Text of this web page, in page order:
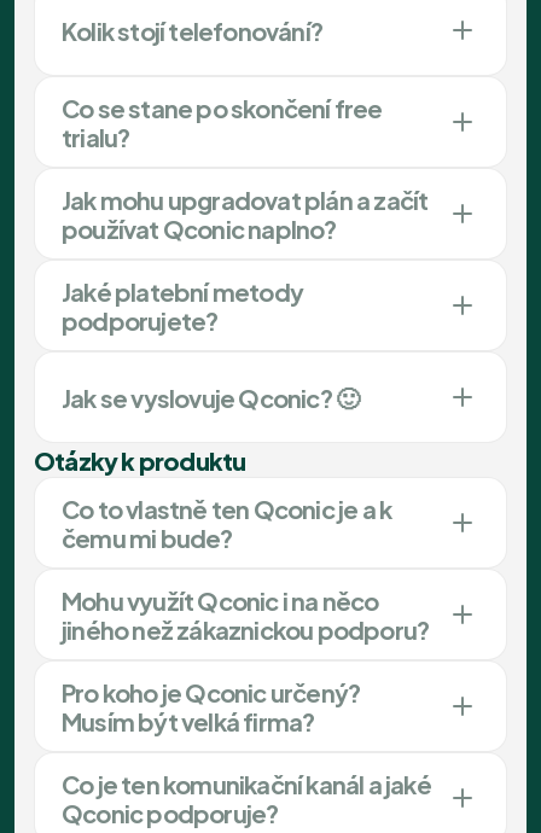
Kolik stojí telefonování?
Co se stane po skončení free
trialu?
Jak mohu upgradovat plán a začít
používat Qconic naplno?
Jaké platební metody
podporujete?
Jak se vyslovuje Qconic? 🙂
Otázky k produktu
Co to vlastně ten Qconic je a k
čemu mi bude?
Mohu využít Qconic i na něco
jiného než zákaznickou podporu?
Pro koho je Qconic určený?
Musím být velká firma?
Co je ten komunikační kanál a jaké
Qconic podporuje?